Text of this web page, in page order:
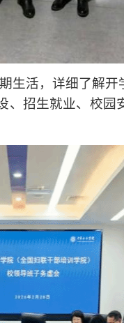
生活，详细了解开
、招生就业、校园